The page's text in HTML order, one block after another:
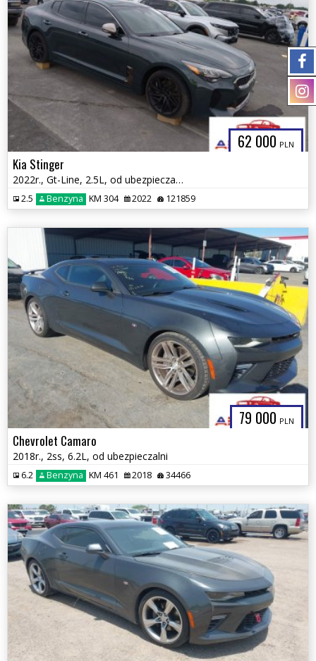
62 000 PLN
Kia Stinger
2022r., Gt-Line, 2.5L, od ubezpieczalni
2.5 Benzyna KM 304 2022 121859
79 000 PLN
Chevrolet Camaro
2018r., 2ss, 6.2L, od ubezpieczalni
6.2 Benzyna KM 461 2018 34466